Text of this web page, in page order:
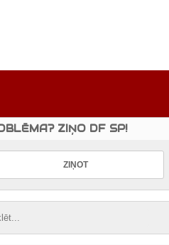
ZIŅO DF SP!